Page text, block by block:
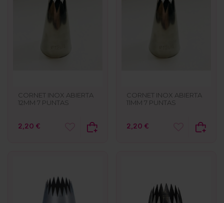
CORNET INOX ABIERTA
12MM 7 PUNTAS
2,20 €
CORNET INOX ABIERTA
11MM 7 PUNTAS
2,20 €